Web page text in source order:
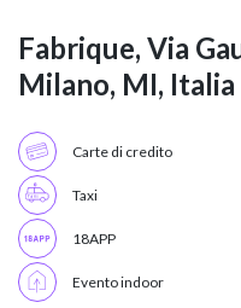
Fabrique, Via
Milano, MI, Italia
Carte di credito
Taxi
18APP
Evento indoor